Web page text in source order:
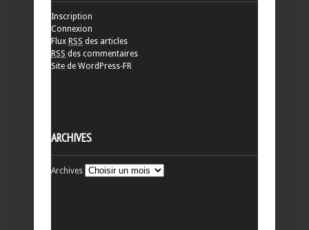
Inscription
Connexion
Flux RSS des articles
RSS des commentaires
Site de WordPress-FR
ARCHIVES
Archives